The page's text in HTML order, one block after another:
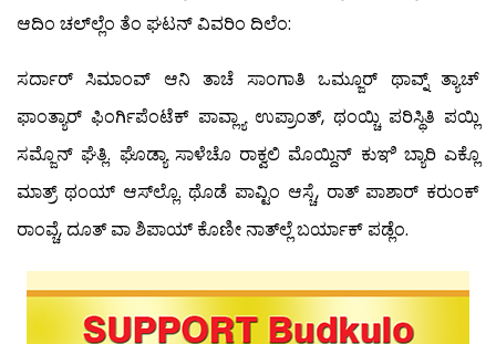
ಆದಿಂ ಚಲ್‍ಲ್ಲೆಂ ತೆಂ ಘಟನ್ ವಿವರಿಂ ದಿಲೆಂ:
ಸರ್ದಾರ್ ಸಿಮಾಂವ್ ಆನಿ ತಾಚೆ ಸಾಂಗಾತಿ ಒಮ್ಜೂರ್ ಥಾವ್ನ್ ತ್ಯಾಚ್
ಫಾಂತ್ಯಾರ್ ಫಿಂರ್ಗಿಪೆಂಟೆಕ್ ಪಾವ್ಲ್ಯಾ ಉಪ್ರಾಂತ್, ಥಂಯ್ಚಿ ಪರಿಸ್ಥಿತಿ ಪಯ್ಲಿ
ಸಮ್ಜೊನ್ ಘೆತ್ಲಿ. ಘೊಡ್ಯಾ ಸಾಳೆಚೊ ರಾಕ್ವಲಿ ಮೊಯ್ದಿನ್ ಕುಞಿ ಬ್ಯಾರಿ ಎಕ್ಲೊ
ಮಾತ್ರ್ ಥಂಯ್ ಆಸ್‍ಲ್ಲೊ. ಥೊಡೆ ಪಾವ್ಟಿಂ ಆಸ್ಚೆ, ರಾತ್ ಪಾಶಾರ್ ಕರುಂಕ್
ರಾಂವ್ಚೆ, ದೂತ್ ವಾ ಶಿಪಾಯ್ ಕೊಣೀ ನಾತ್‍ಲ್ಲೆ ಬರ್ಯಾಕ್ ಪಡ್ಲೆಂ.